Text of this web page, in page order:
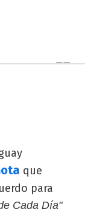
que
para
Cada Día"